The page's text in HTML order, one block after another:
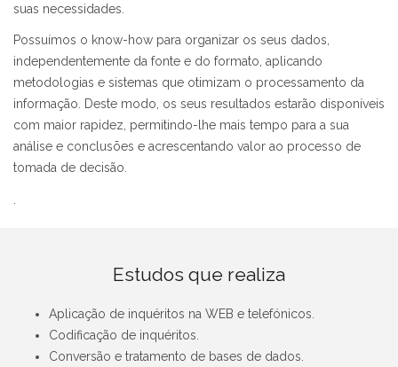
suas necessidades.
Possuímos o know-how para organizar os seus dados,
independentemente da fonte e do formato, aplicando
metodologias e sistemas que otimizam o processamento da
informação. Deste modo, os seus resultados estarão disponíveis
com maior rapidez, permitindo-lhe mais tempo para a sua
análise e conclusões e acrescentando valor ao processo de
tomada de decisão.
Estudos que realiza
Aplicação de inquéritos na WEB e telefónicos.
Codificação de inquéritos.
Conversão e tratamento de bases de dados.